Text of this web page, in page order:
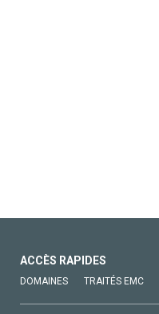
ACCÈS RAPIDES
DOMAINES TRAITÉS EMC